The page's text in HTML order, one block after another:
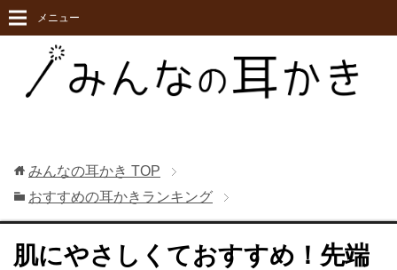
メニュー
みんなの耳かき TOP
おすすめの耳かきランキング
肌にやさしくておすすめ！先端